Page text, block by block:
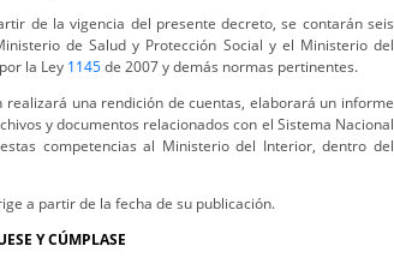
de la vigencia del presente decreto, se contarán seis
de Salud y Protección Social y el Ministerio del
la Ley 1145de 2007 y demás normas pertinentes.
realizará una rendición de cuentas, elaborará un informe
y documentos relacionados con el Sistema Nacional
competencias al Ministerio del Interior, dentro del
a partir de la fecha de su publicación.
Y CÚMPLASE